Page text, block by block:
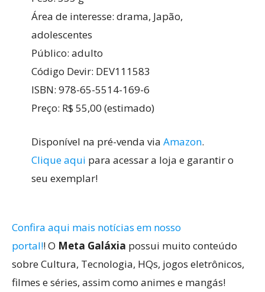
Área de interesse: drama, Japão,
adolescentes
Público: adulto
Código Devir: DEV111583
ISBN: 978-65-5514-169-6
Preço: R$ 55,00 (estimado)
Disponível na pré-venda via Amazon.
Clique aqui para acessar a loja e garantir o
seu exemplar!
Confira aqui mais notícias em nosso
portal!! O Meta Galáxia possui muito conteúdo
sobre Cultura, Tecnologia, HQs, jogos eletrônicos,
filmes e séries, assim como animes e mangás!